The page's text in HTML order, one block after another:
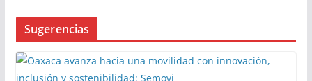
Sugerencias